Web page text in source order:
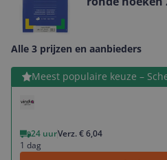
Alle 3 prijzen en aanbieders
Meest populaire keuze –
24 uurVerz. € 6,04
1 dag
Bekijk product